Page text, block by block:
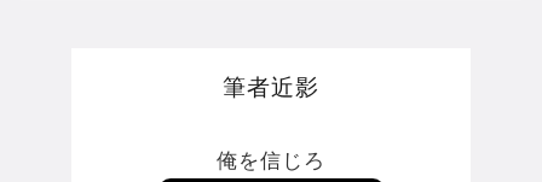
筆者近影
俺を信じろ